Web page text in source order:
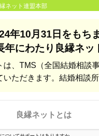
ネット連盟本部
年10月31日をもち
年にわたり良縁ネッ
は、TMS（全国結婚相談
いただきます。結婚相談
良縁ネットとは